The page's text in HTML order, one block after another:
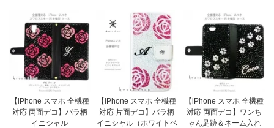
【iPhone スマホ 全機種
対応 両面デコ】バラ柄
イニシャル
【iPhone スマホ 全機種
対応 片面デコ】バラ柄
イニシャル（ホワイトベ
【iPhone スマホ 全機種
対応 両面デコ】ワンち
ゃん足跡＆ネーム入れ